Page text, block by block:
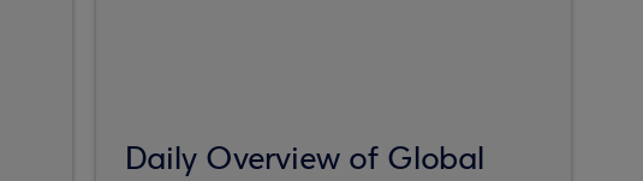
Daily Overview of Global